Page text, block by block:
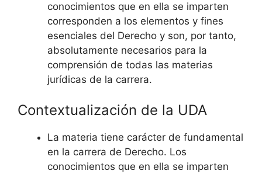
conocimientos que en ella se imparten
corresponden a los elementos y fines
esenciales del Derecho y son, por tanto,
absolutamente necesarios para la
comprensión de todas las materias
jurídicas de la carrera.
Contextualización de la UDA
La materia tiene carácter de fundamental
en la carrera de Derecho. Los
conocimientos que en ella se imparten